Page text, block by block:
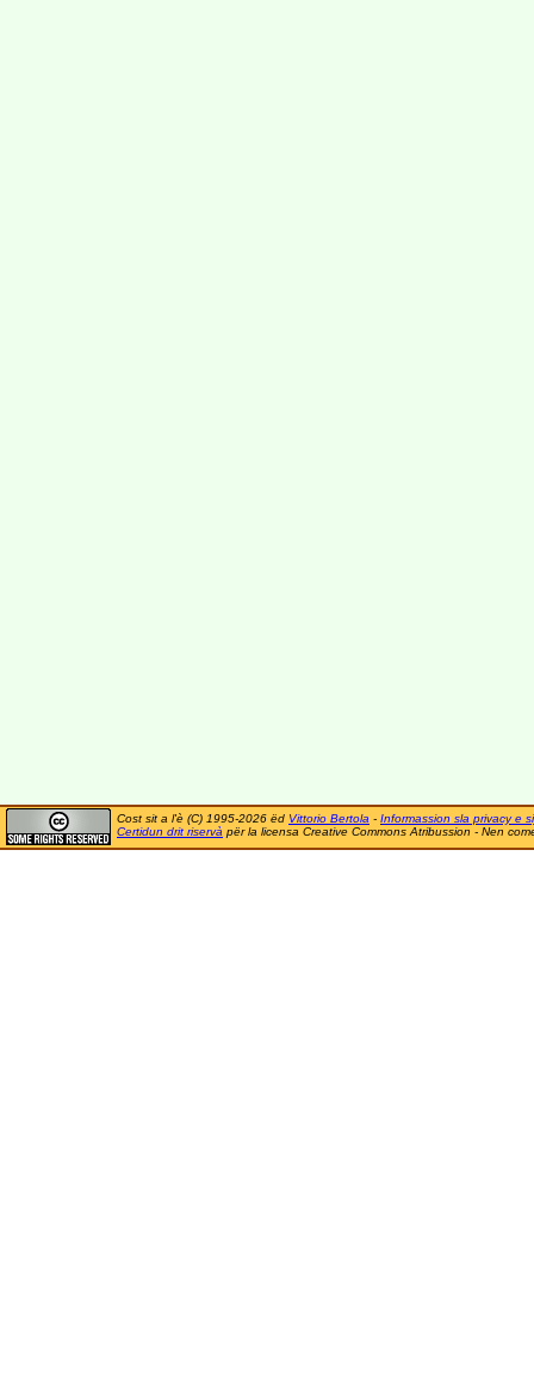
Cost sit a l'è (C) 1995-2026 ëd Vittorio Bertola - Informassion sla privacy e
Certidun drit riservà për la licensa Creative Commons Atribussion - Nen